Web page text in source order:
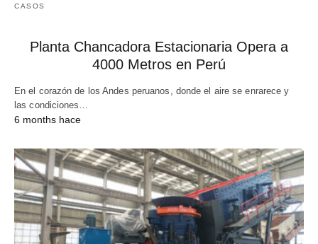
CASOS
Planta Chancadora Estacionaria Opera a
4000 Metros en Perú
En el corazón de los Andes peruanos, donde el aire se enrarece y
las condiciones…
6 months hace